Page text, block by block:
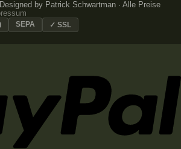
by Patrick Schwartman · Alle Preise
SEPA ✓ SSL